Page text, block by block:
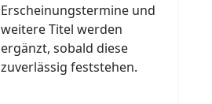
Erscheinungstermine und
weitere Titel werden
ergänzt, sobald diese
zuverlässig feststehen.